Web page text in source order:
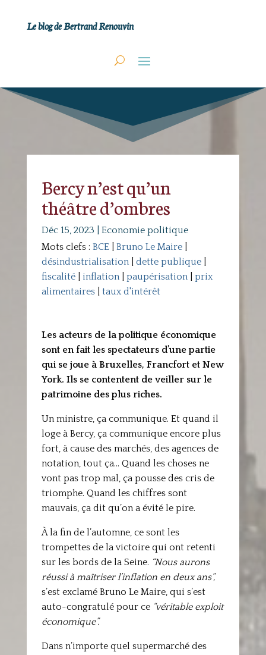
Le blog de Bertrand Renouvin
Bercy n’est qu’un
théâtre d’ombres
Déc 15, 2023
Economie politique
Mots clefs : BCE| Bruno Le Maire|
désindustrialisation| dette publique|
fiscalité| inflation| paupérisation| prix
alimentaires| taux d'intérêt
Les acteurs de la politique économique
sont en fait les spectateurs d’une partie
qui se joue à Bruxelles, Francfort et New
York. Ils se contentent de veiller sur le
patrimoine des plus riches.
Un ministre, ça communique. Et quand il
loge à Bercy, ça communique encore plus
fort, à cause des marchés, des agences de
notation, tout ça… Quand les choses ne
vont pas trop mal, ça pousse des cris de
triomphe. Quand les chiffres sont
mauvais, ça dit qu’on a évité le pire.
À la fin de l’automne, ce sont les
trompettes de la victoire qui ont retenti
sur les bords de la Seine. “Nous aurons
réussi à maîtriser l’inflation en deux ans”,
s’est exclamé Bruno Le Maire, qui s’est
auto-congratulé pour ce“véritable exploit
économique”.
Dans n’importe quel supermarché des